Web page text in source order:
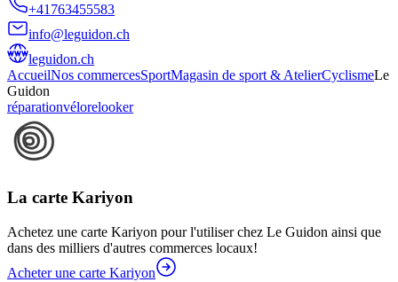
+41763455583
info@leguidon.ch
leguidon.ch
AccueilNos commercesSportMagasin de sport & AtelierCyclismeLe
Guidon
réparationvélorelooker
La carte Kariyon
Achetez une carte Kariyon pour l'utiliser chez Le Guidon ainsi que
dans des milliers d'autres commerces locaux!
Acheter une carte Kariyon